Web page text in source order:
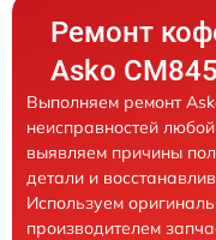
Ремонт
Asko
Выполняем ремонт
неисправностей
выявляем причины
детали и
Используем
производителем